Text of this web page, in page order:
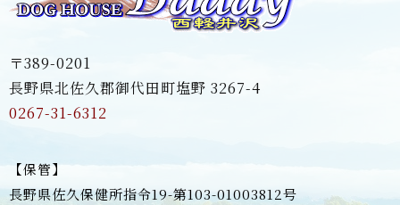
〒389-0201
長野県北佐久郡御代田町塩野 3267-4
0267-31-6312
【保管】
長野県佐久保健所指令19-第103-01003812号